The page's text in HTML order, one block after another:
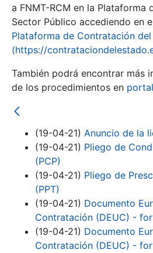
a FNMT-RCM en la Plataforma
Sector Público accediendo en
Plataforma de Contratación
(https://
También podrá encontrar más
de los procedimientos en
(19-04-21) Anuncio de la
(19-04-21) Pliego de
(PCP)
(19-04-21) Pliego de
(PPT)
(19-04-21) Documento
Contratación (DEUC) -
(19-04-21) Documento
Contratación (DEUC) -